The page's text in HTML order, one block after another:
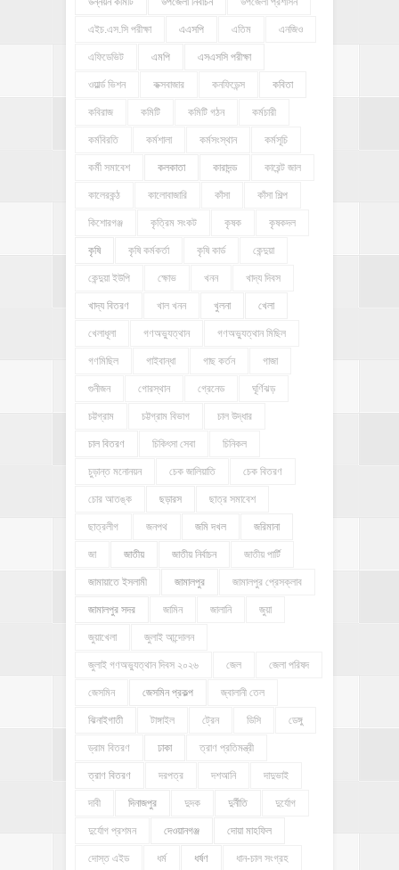
এইচ.এস.সি পরীক্ষা এএসপি এতিম এনজিও
এফিডেভিট এমপি এসএসসি পরীক্ষা
ওয়ার্ল্ড ভিশন কক্সবাজার কনফিডেন্স কবিতা
কবিরাজ কমিটি কমিটি গঠন কর্মচারী
কর্মবিরতি কর্মশালা কর্মসংস্থান কর্মসূচি
কর্মী সমাবেশ কলকাতা কারাদন্ড কারেন্ট জাল
কালেরকন্ঠ কালোবাজারি কাঁসা কাঁসা শিল্প
কিশোরগঞ্জ কৃত্রিম সংকট কৃষক কৃষকদল
কৃষি কৃষি কর্মকর্তা কৃষি কার্ড কেন্দুয়া
কেন্দুয়া ইউপি ক্ষোভ খনন খাদ্য দিবস
খাদ্য বিতরণ খাল খনন খুলনা খেলা
খেলাধূলা গণঅভ্যুত্থান গণঅভ্যুত্থান মিছিল
গণমিছিল গাইবান্ধা গাছ কর্তন গাজা
গুনীজন গোরস্থান গ্রেনেড ঘূর্ণিঝড়
চট্টগ্রাম চট্টগ্রাম বিভাগ চাল উদ্ধার
চাল বিতরণ চিকিৎসা সেবা চিনিকল
চুড়ান্ত মনোনয়ন চেক জালিয়াতি চেক বিতরণ
চোর আতঙ্ক ছড়ারস ছাত্র সমাবেশ
ছাত্রলীগ জনপথ জমি দখল জরিমানা
জা জাতীয় জাতীয় নির্বাচন জাতীয় পার্টি
জামায়াতে ইসলামী জামালপুর জামালপুর প্রেসক্লাব
জামালপুর সদর জামিন জালানি জুয়া
জুয়াখেলা জুলাই আন্দোলন
জুলাই গণঅভ্যুত্থান দিবস ২০২৬ জেল জেলা পরিষদ
জেসমিন জেসমিন প্রকল্প জ্বালানী তেল
ঝিনাইগাতী টাঙ্গাইল ট্রেন ডিসি ডেঙ্গু
ড্রাম বিতরণ ঢাকা ত্রাণ প্রতিমন্ত্রী
ত্রাণ বিতরণ দরপত্র দশআনি দাদুভাই
দাবী দিনাজপুর দুদক দুর্নীতি দুর্যোগ
দুর্যোগ প্রশমন দেওয়ানগঞ্জ দোয়া মাহফিল
দোস্ত এইড ধর্ম ধর্ষণ ধান-চাল সংগ্রহ